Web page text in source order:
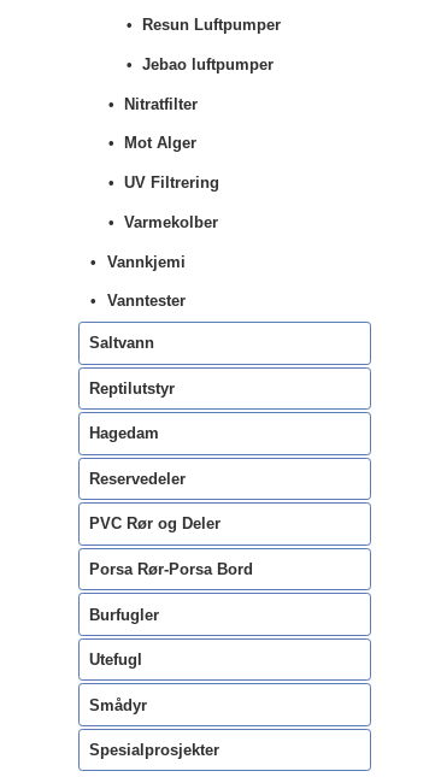
Resun Luftpumper
Jebao luftpumper
Nitratfilter
Mot Alger
UV Filtrering
Varmekolber
Vannkjemi
Vanntester
Saltvann
Reptilutstyr
Hagedam
Reservedeler
PVC Rør og Deler
Porsa Rør-Porsa Bord
Burfugler
Utefugl
Smådyr
Spesialprosjekter